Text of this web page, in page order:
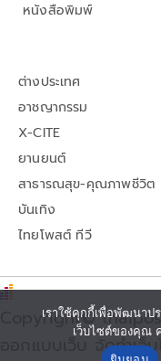
หนังสือพิมพ์
ต่างประเทศ
อาชญากรรม
X-CITE
ยานยนต์
สาธารณสุข-คุณภาพชีวิต
บันเทิง
ไทยโพสต์ ทีวี
Copyright©
ออกแบบเว็บ จัดทำเ
เราใช้คุกกี้เพื่อพัฒนา
เว็บไซต์ของคุณ